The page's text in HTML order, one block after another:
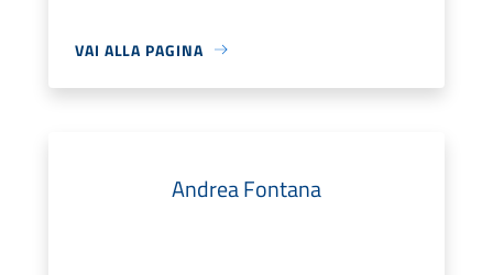
VAI ALLA PAGINA
Andrea Fontana